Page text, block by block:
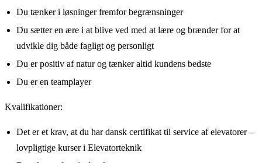
Du tænker i løsninger fremfor begrænsninger
Du sætter en ære i at blive ved med at lære og brænder for at
udvikle dig både fagligt og personligt
Du er positiv af natur og tænker altid kundens bedste
Du er en teamplayer
Kvalifikationer:
Det er et krav, at du har dansk certifikat til service af elevatorer –
lovpligtige kurser i Elevatorteknik